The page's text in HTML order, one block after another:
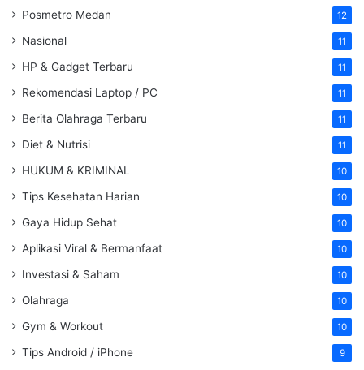
Posmetro Medan 12
Nasional 11
HP & Gadget Terbaru 11
Rekomendasi Laptop / PC 11
Berita Olahraga Terbaru 11
Diet & Nutrisi 11
HUKUM & KRIMINAL 10
Tips Kesehatan Harian 10
Gaya Hidup Sehat 10
Aplikasi Viral & Bermanfaat 10
Investasi & Saham 10
Olahraga 10
Gym & Workout 10
Tips Android / iPhone 9